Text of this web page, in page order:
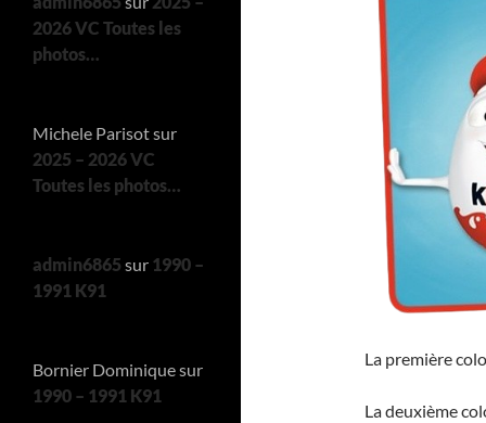
La première
La deuxième
2026 VC Toutes les
photos…
Michele Parisotsur
2025 – 2026 VC
Toutes les photos…
admin6865 sur 1990 –
1991 K91
Bornier Dominiquesur
1990 – 1991 K91